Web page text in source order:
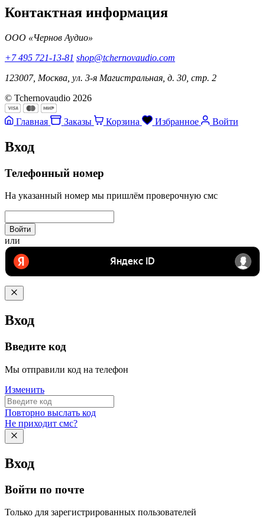
Контактная информация
ООО «Чернов Аудио»
+7 495 721-13-81 shop@tchernovaudio.com
123007, Москва, ул. 3-я Магистральная, д. 30, стр. 2
© Tchernovaudio 2026
Главная Заказы Корзина Избранное Войти
Вход
Телефонный номер
На указанный номер мы пришлём проверочную смс
Войти
или
Вход
Введите код
Мы отправили код на телефон
Изменить
Повторно выслать код
Не приходит смс?
Вход
Войти по почте
Только для зарегистрированных пользователей